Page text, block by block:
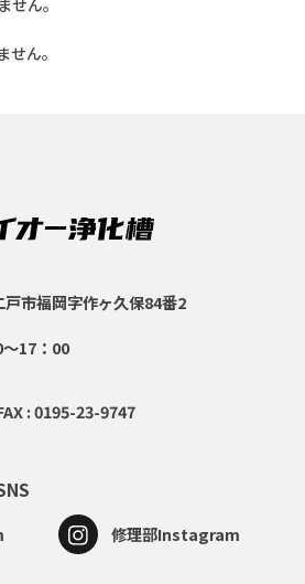
ん。
ん。
市福岡字作ヶ久保84番2
17：00
: 0195-23-9747
修理部Instagram